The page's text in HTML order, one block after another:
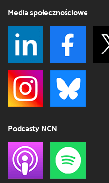
Media społecznościowe
Podcasty NCN